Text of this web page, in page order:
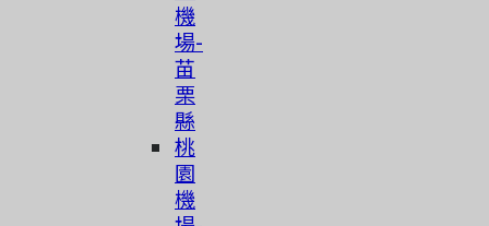
機
場-
苗
栗
縣
桃
園
機